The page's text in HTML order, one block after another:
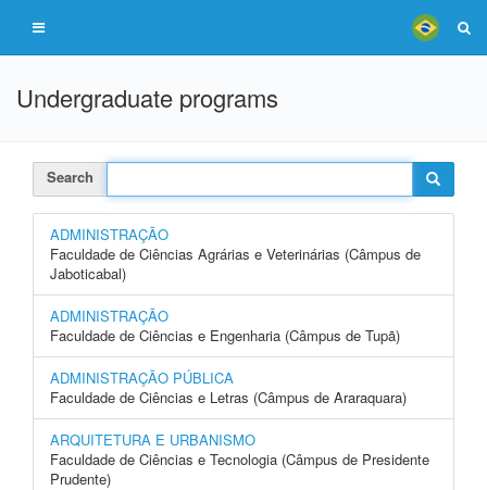
Undergraduate programs
Search
ADMINISTRAÇÃO
Faculdade de Ciências Agrárias e Veterinárias (Câmpus de
Jaboticabal)
ADMINISTRAÇÃO
Faculdade de Ciências e Engenharia (Câmpus de Tupã)
ADMINISTRAÇÃO PÚBLICA
Faculdade de Ciências e Letras (Câmpus de Araraquara)
ARQUITETURA E URBANISMO
Faculdade de Ciências e Tecnologia (Câmpus de Presidente
Prudente)